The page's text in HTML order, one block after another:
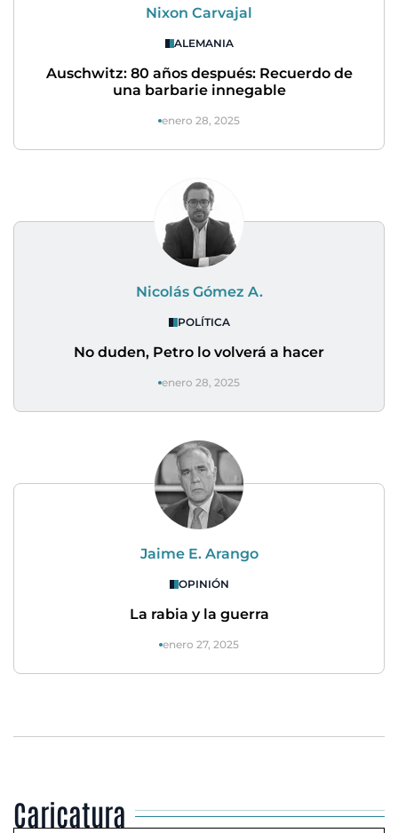
Nixon Carvajal
ALEMANIA
Auschwitz: 80 años después: Recuerdo de
una barbarie innegable
enero 28, 2025
Nicolás Gómez A.
POLÍTICA
No duden, Petro lo volverá a hacer
enero 28, 2025
Jaime E. Arango
OPINIÓN
La rabia y la guerra
enero 27, 2025
Caricatura